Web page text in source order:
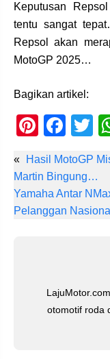
Keputusan
tentu sangat
Repsol akan
MotoGP 2025…
Bagikan artikel:
Pi
er
e
st
F
c
e
b
T
tt
«
Hasil MotoGP
Martin Bingung…
Yamaha Antar
Pelanggan
otomotif roda